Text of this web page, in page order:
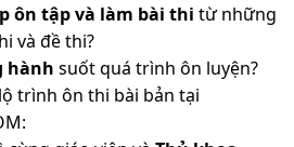
ôn tập và làm bài thi từ những
và đề thi?
hành suốt quá trình ôn luyện?
trình ôn thi bài bản tại